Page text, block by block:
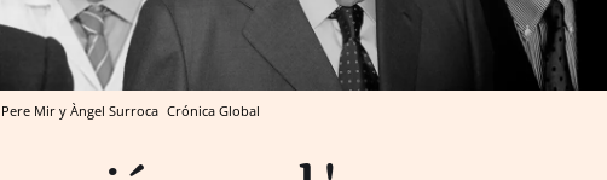
Mir y Àngel Surroca Crónica Global